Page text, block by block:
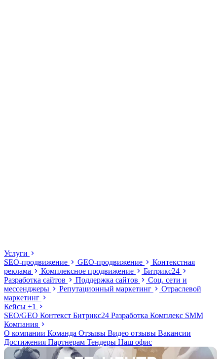
Услуги
SEO-продвижение
GEO-продвижение
Контекстная
реклама
Комплексное продвижение
Битрикс24
Разработка сайтов
Поддержка сайтов
Соц. сети и
мессенджеры
Репутационный маркетинг
Отраслевой
маркетинг
Кейсы +1
SEO/GEO Контекст Битрикс24 Разработка Комплекс SMM
Компания
О компании Команда Отзывы Видео отзывы Вакансии
Достижения Партнерам Тендеры Наш офис